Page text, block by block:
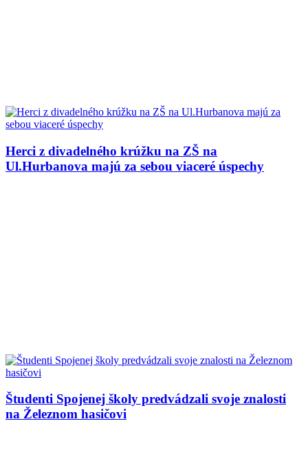
Herci z divadelného krúžku na ZŠ na
Ul.Hurbanova majú za sebou viaceré úspechy
Študenti Spojenej školy predvádzali svoje znalosti
na Železnom hasičovi